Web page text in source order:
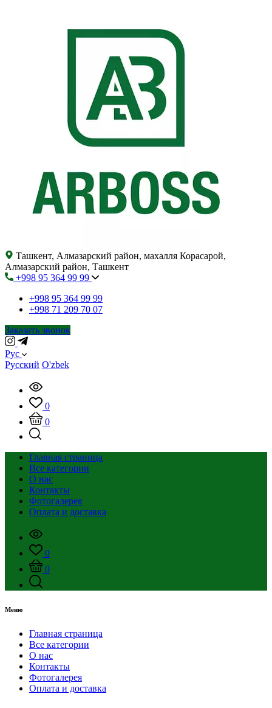
Ташкент, Алмазарский район, махалля Корасарой,
Алмазарский район, Ташкент
+998 95 364 99 99
+998 95 364 99 99
+998 71 209 70 07
Заказать звонок
Рус
Русский O'zbek
0
0
Главная страница
Все категории
О нас
Контакты
Фотогалерея
Оплата и доставка
0
0
Меню
Главная страница
Все категории
О нас
Контакты
Фотогалерея
Оплата и доставка